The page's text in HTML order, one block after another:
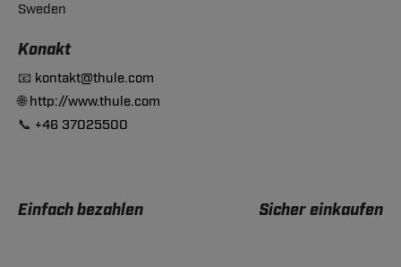
Sweden
Konakt
📧 kontakt@thule.com
🌐http://www.thule.com
📞 +46 37025500
Einfach bezahlen Sicher einkaufen